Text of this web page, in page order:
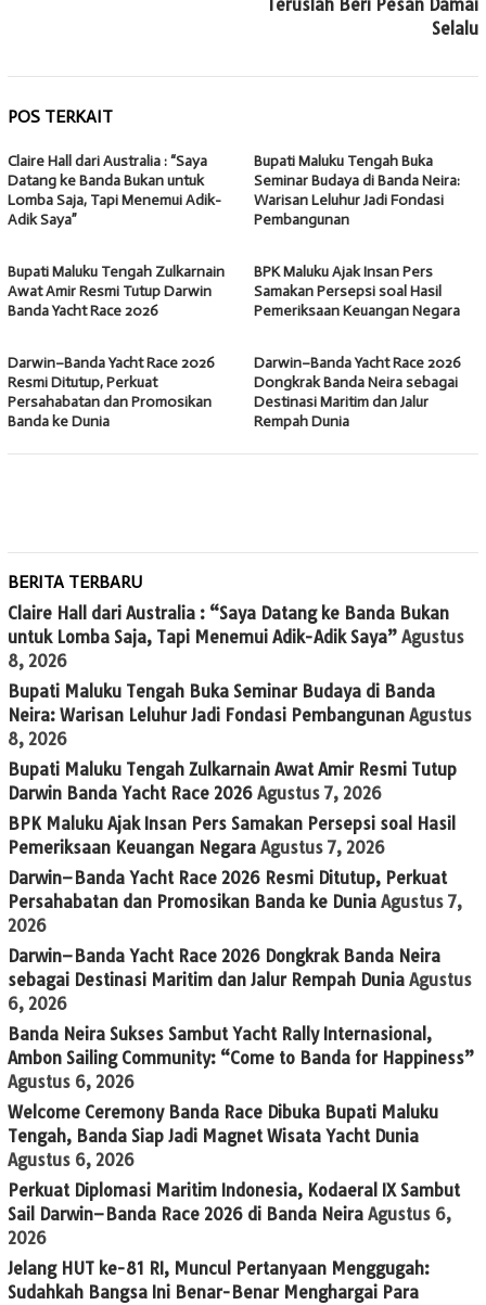
Teruslah Beri Pesan Damai
Selalu
POS TERKAIT
Claire Hall dari Australia : “Saya
Datang ke Banda Bukan untuk
Lomba Saja, Tapi Menemui Adik-
Adik Saya”
Bupati Maluku Tengah Buka
Seminar Budaya di Banda Neira:
Warisan Leluhur Jadi Fondasi
Pembangunan
Bupati Maluku Tengah Zulkarnain
Awat Amir Resmi Tutup Darwin
Banda Yacht Race 2026
BPK Maluku Ajak Insan Pers
Samakan Persepsi soal Hasil
Pemeriksaan Keuangan Negara
Darwin–Banda Yacht Race 2026
Resmi Ditutup, Perkuat
Persahabatan dan Promosikan
Banda ke Dunia
Darwin–Banda Yacht Race 2026
Dongkrak Banda Neira sebagai
Destinasi Maritim dan Jalur
Rempah Dunia
BERITA TERBARU
Claire Hall dari Australia : “Saya Datang ke Banda Bukan
untuk Lomba Saja, Tapi Menemui Adik-Adik Saya” Agustus
8, 2026
Bupati Maluku Tengah Buka Seminar Budaya di Banda
Neira: Warisan Leluhur Jadi Fondasi Pembangunan Agustus
8, 2026
Bupati Maluku Tengah Zulkarnain Awat Amir Resmi Tutup
Darwin Banda Yacht Race 2026 Agustus 7, 2026
BPK Maluku Ajak Insan Pers Samakan Persepsi soal Hasil
Pemeriksaan Keuangan Negara Agustus 7, 2026
Darwin–Banda Yacht Race 2026 Resmi Ditutup, Perkuat
Persahabatan dan Promosikan Banda ke Dunia Agustus 7,
2026
Darwin–Banda Yacht Race 2026 Dongkrak Banda Neira
sebagai Destinasi Maritim dan Jalur Rempah Dunia Agustus
6, 2026
Banda Neira Sukses Sambut Yacht Rally Internasional,
Ambon Sailing Community: “Come to Banda for Happiness”
Agustus 6, 2026
Welcome Ceremony Banda Race Dibuka Bupati Maluku
Tengah, Banda Siap Jadi Magnet Wisata Yacht Dunia
Agustus 6, 2026
Perkuat Diplomasi Maritim Indonesia, Kodaeral IX Sambut
Sail Darwin–Banda Race 2026 di Banda Neira Agustus 6,
2026
Jelang HUT ke-81 RI, Muncul Pertanyaan Menggugah:
Sudahkah Bangsa Ini Benar-Benar Menghargai Para